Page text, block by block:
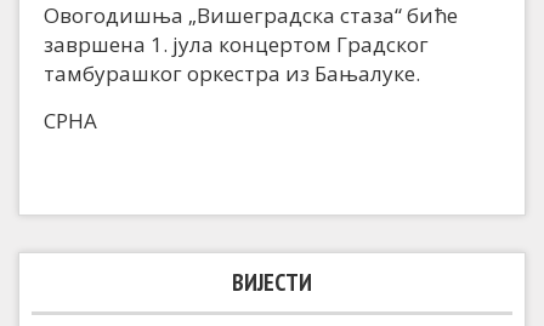
Овогодишња „Вишеградска стаза“ биће
завршена 1. јула концертом Градског
тамбурашког оркестра из Бањалуке.
СРНА
ВИЈЕСТИ